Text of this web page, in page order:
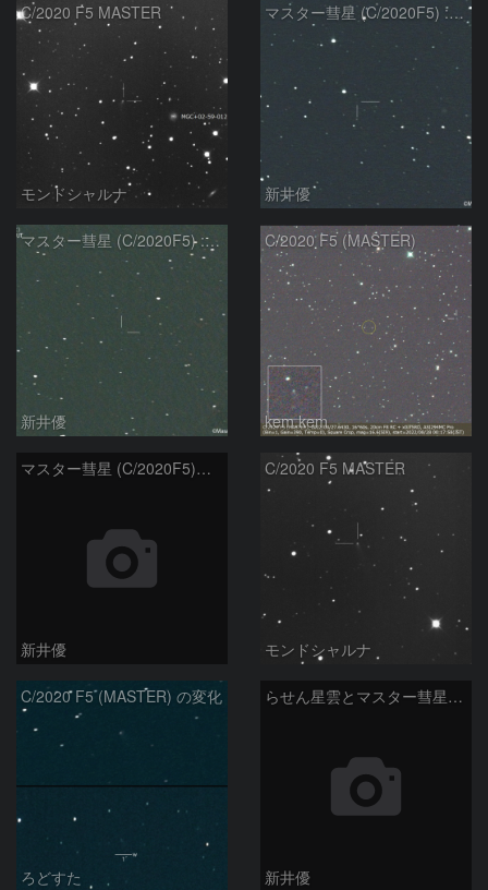
C/2020 F5 MASTER
モンドシャルナ
マスター彗星 (C/2020F5) : 202211/18
新井優
マスター彗星 (C/2020F5) : 2022/09/30
新井優
C/2020 F5 (MASTER)
kem.kem
マスター彗星 (C/2020F5)：2022/08/19
新井優
C/2020 F5 MASTER
モンドシャルナ
C/2020 F5 (MASTER) の変化
ろどすた
らせん星雲とマスター彗星：2021/11/29
新井優